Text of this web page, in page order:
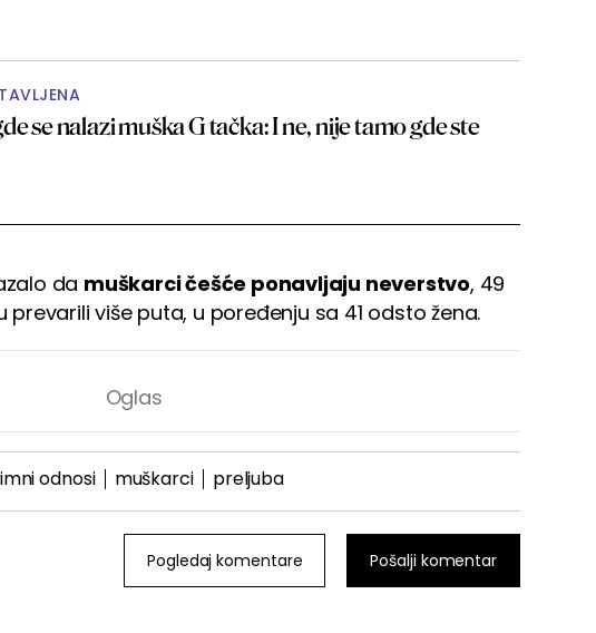
se nalazi muška G tačka: I ne, nije tamo gde ste
da muškarci češće ponavljaju neverstvo, 49
više puta, u poređenju sa 41 odsto žena.
odnosi muškarci preljuba
Pogledaj komentare Pošalji komentar